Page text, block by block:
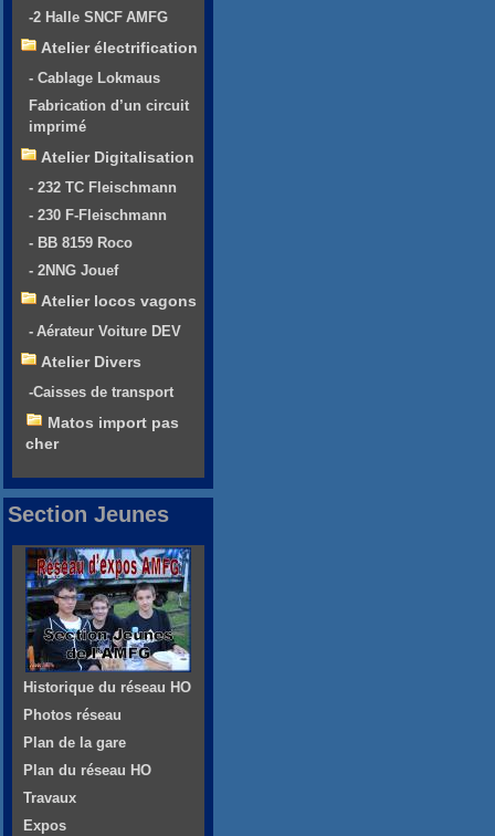
-2 Halle SNCF AMFG
Atelier électrification
- Cablage Lokmaus
Fabrication d’un circuit
imprimé
Atelier Digitalisation
- 232 TC Fleischmann
- 230 F-Fleischmann
- BB 8159 Roco
- 2NNG Jouef
Atelier locos vagons
- Aérateur Voiture DEV
Atelier Divers
-Caisses de transport
Matos import pas
cher
Section Jeunes
Historique du réseau HO
Photos réseau
Plan de la gare
Plan du réseau HO
Travaux
Expos